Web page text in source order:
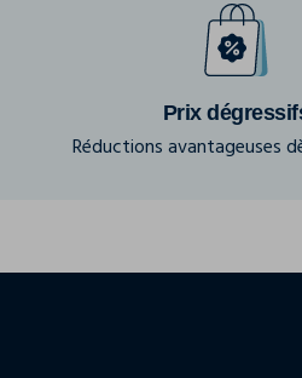
Prix
Réductions avantageuses